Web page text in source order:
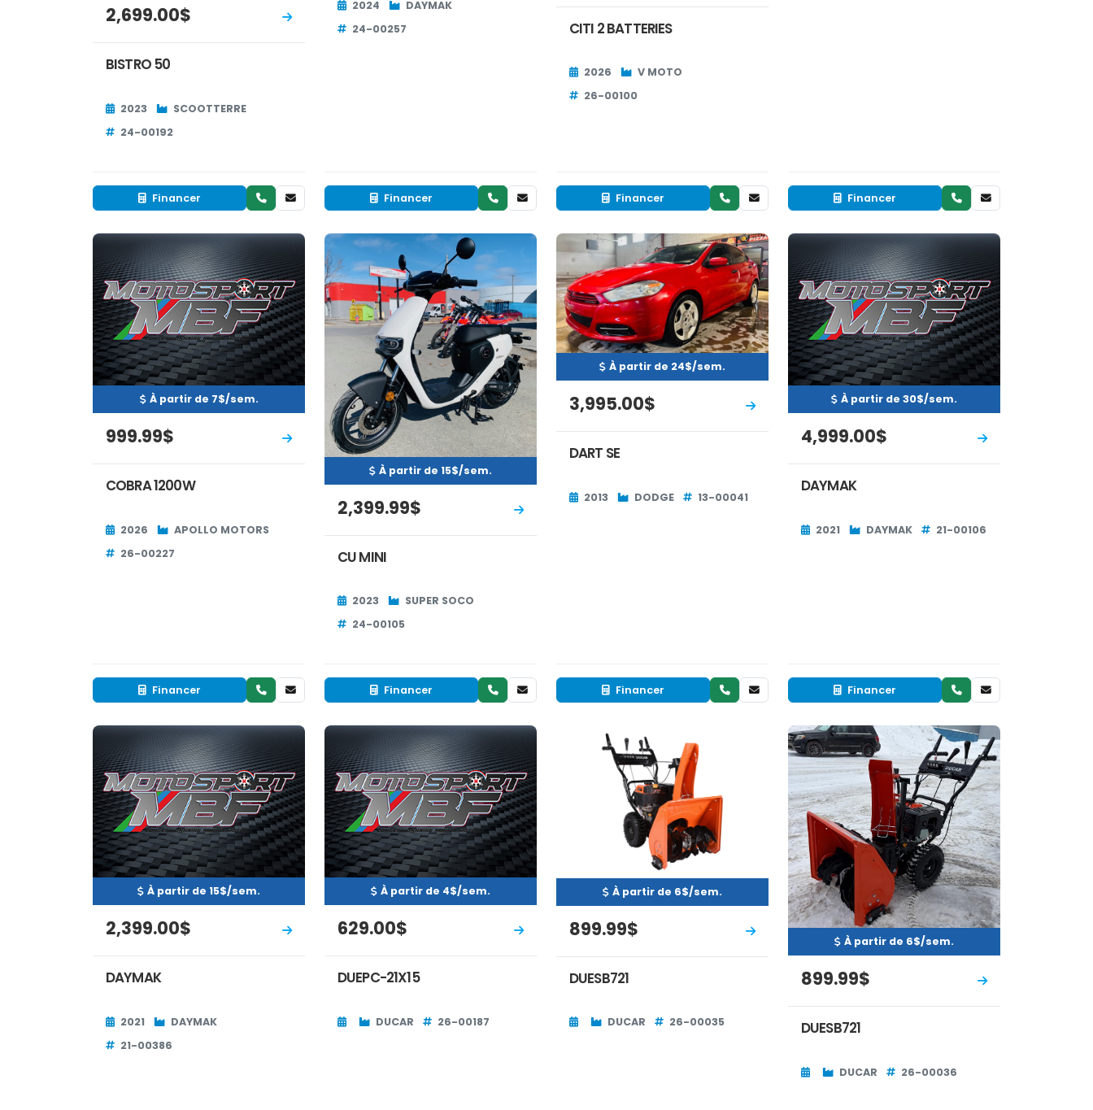
2,699.00$
BISTRO 50
2023
SCOOTTERRE
24-00192
Financer
2024
DAYMAK
24-00257
Financer
CITI 2 BATTERIES
2026
V MOTO
26-00100
Financer Financer
EN INVENTAIRE Neuf
À partir de 7$/sem.
999.99$
COBRA 1200W
2026
APOLLO MOTORS
26-00227
Financer
EN INVENTAIRE
À partir de 15$/sem.
2,399.99$
CU MINI
2023
SUPER SOCO
24-00105
Financer
RÉSERVÉ Occasion
À partir de 24$/sem.
3,995.00$
DART SE
2013 DODGE 13-00041
Financer
EN INVENTAIRE Neuf
À partir de 30$/sem.
4,999.00$
DAYMAK
2021 DAYMAK 21-00106
Financer
EN INVENTAIRE Neuf
À partir de 15$/sem.
2,399.00$
DAYMAK
2021
DAYMAK
21-00386
EN INVENTAIRE Neuf
À partir de 4$/sem.
629.00$
DUEPC-21X15
DUCAR 26-00187
RÉSERVÉ
À partir de 6$/sem.
899.99$
DUESB721
DUCAR 26-00035
EN INVENTAIRE
À partir de 6$/sem.
899.99$
DUESB721
DUCAR 26-00036